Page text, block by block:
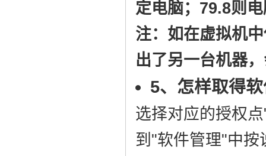
定电脑；79.8则
注：如在虚拟机
出了另一台机器
5、怎样取得
选择对应的授权
到"软件管理"中按